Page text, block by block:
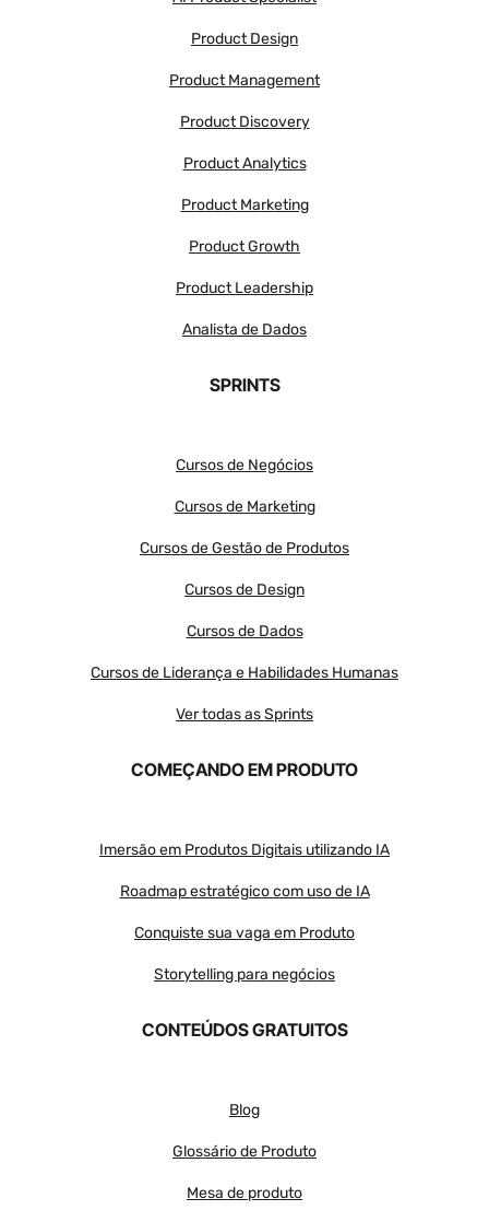
Product Design
Product Management
Product Discovery
Product Analytics
Product Marketing
Product Growth
Product Leadership
Analista de Dados
SPRINTS
Cursos de Negócios
Cursos de Marketing
Cursos de Gestão de Produtos
Cursos de Design
Cursos de Dados
Cursos de Liderança e Habilidades Humanas
Ver todas as Sprints
COMEÇANDO EM PRODUTO
Imersão em Produtos Digitais utilizando IA
Roadmap estratégico com uso de IA
Conquiste sua vaga em Produto
Storytelling para negócios
CONTEÚDOS GRATUITOS
Blog
Glossário de Produto
Mesa de produto